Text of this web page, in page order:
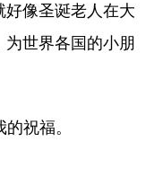
好像圣诞老人在大
世界各国的小朋
祝福。